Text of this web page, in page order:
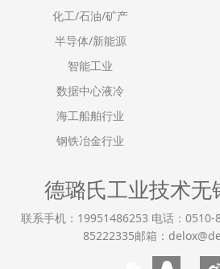
化工/石油/矿产
半导体/新能源
智能工业
数据中心液冷
海工船舶行业
钢铁冶金行业
德璐氏工业技术无
联系手机：19951486253 电话：
85222335邮箱：